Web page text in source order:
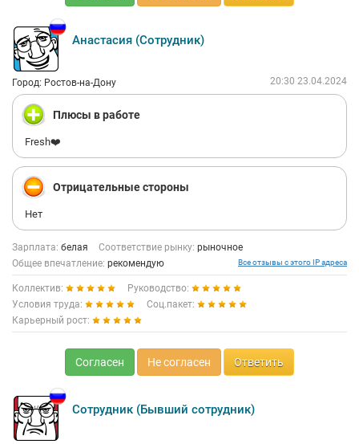
Анастасия (Сотрудник)
Город: Ростов-на-Дону 20:30 23.04.2024
Плюсы в работе
Fresh❤️
Отрицательные стороны
Нет
Зарплата: белая Соответствие рынку: рыночное
Общее впечатление: рекомендую Все отзывы с этого IP адреса
Коллектив:
Руководство:
Условия труда:
Соц.пакет:
Карьерный рост:
Согласен Не согласен Ответить
Сотрудник (Бывший сотрудник)